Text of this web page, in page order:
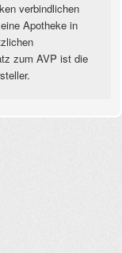
verbindlichen
Apotheke in
zum AVP ist die